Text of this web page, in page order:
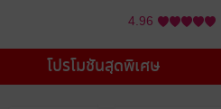
4.96
โปรโมชันสุดพิเศษ